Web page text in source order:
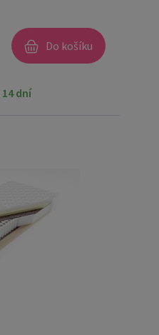
Do košíku
14 dní